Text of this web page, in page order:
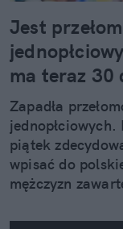
Jest
ma teraz 30
Zapadła
piątek
wpisać do
mężczyzn